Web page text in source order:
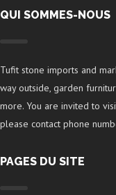
QUI SOMMES-NOUS
Tufit stone imports and
way outside, garden
more. You are invited to
please contact phone
PAGES DU SITE